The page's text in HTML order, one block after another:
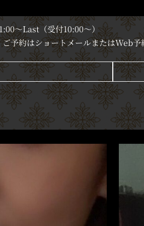
～Last（受付10:00～）
予約はショートメールまたはWeb予